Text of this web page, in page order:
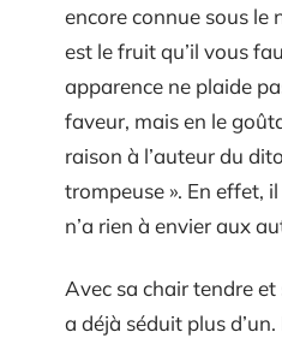
encore connue sous le
est le fruit qu’il vous
apparence ne plaide
faveur, mais en le
raison à l’auteur du
trompeuse ». En effet,
n’a rien à envier aux
Avec sa chair tendre
a déjà séduit plus